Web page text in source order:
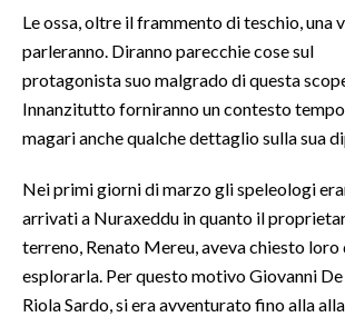
NECROLOGI
PUBBLICITÀ
SPIAGGE
Le ossa, oltre il frammento di teschio, una
parleranno. Diranno parecchie cose sul
protagonista suo malgrado di questa
Innanzitutto forniranno un contesto
magari anche qualche dettaglio sulla sua
Nei primi giorni di marzo gli speleologi
arrivati a Nuraxeddu in quanto il
terreno, Renato Mereu, aveva chiesto loro
esplorarla. Per questo motivo Giovanni
Riola Sardo, si era avventurato fino alla alla